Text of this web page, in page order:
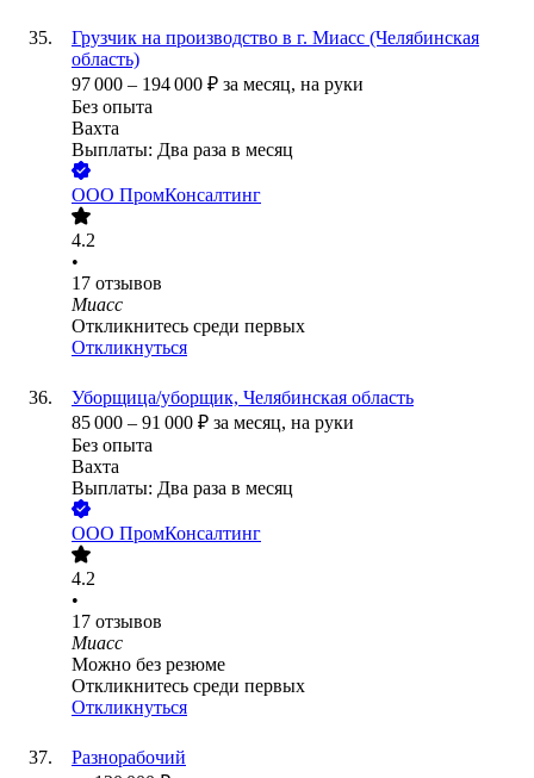
Грузчик на производство в г. Миасс (Челябинская
область)
97 000 – 194 000 ₽ за месяц, на руки
Без опыта
Вахта
Выплаты: Два раза в месяц
ООО ПромКонсалтинг
4.2
•
17 отзывов
Миасс
Откликнитесь среди первых
Откликнуться
Уборщица/уборщик, Челябинская область
85 000 – 91 000 ₽ за месяц, на руки
Без опыта
Вахта
Выплаты: Два раза в месяц
ООО ПромКонсалтинг
4.2
•
17 отзывов
Миасс
Можно без резюме
Откликнитесь среди первых
Откликнуться
Разнорабочий